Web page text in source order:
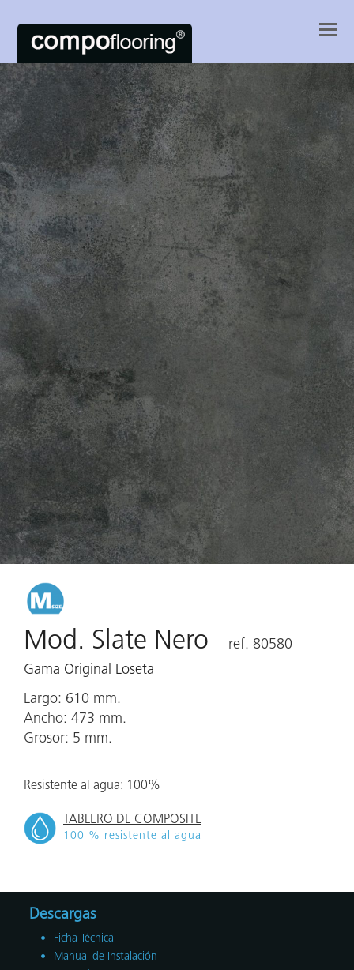
Mod. Slate Nero
ref. 80580
Gama Original Loseta
Largo: 610 mm.
Ancho: 473 mm.
Grosor: 5 mm.
Resistente al agua: 100%
TABLERO DE COMPOSITE
100 % resistente al agua
Descargas
Ficha Técnica
Manual de Instalación